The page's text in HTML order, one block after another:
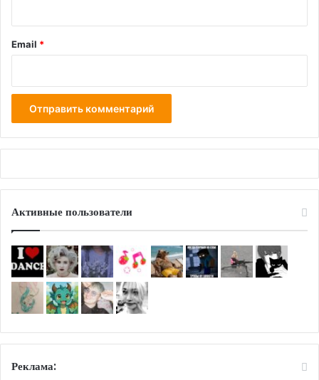
Email *
Активные пользователи
Реклама: